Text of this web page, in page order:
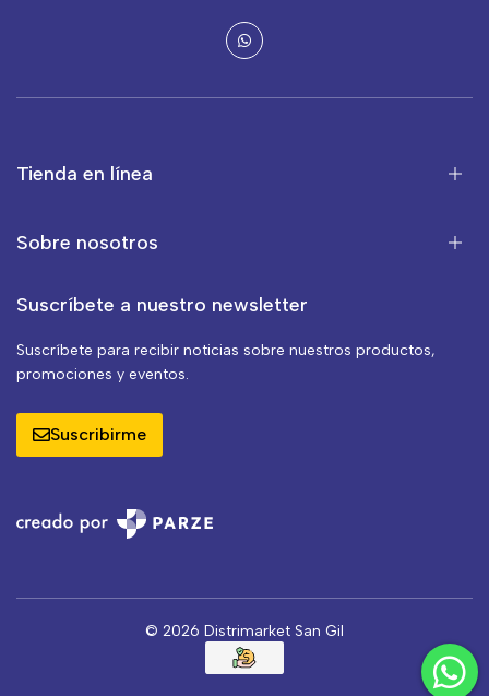
Tienda en línea
Sobre nosotros
Suscríbete a nuestro newsletter
Suscríbete para recibir noticias sobre nuestros productos,
promociones y eventos.
Suscribirme
© 2026 Distrimarket San Gil